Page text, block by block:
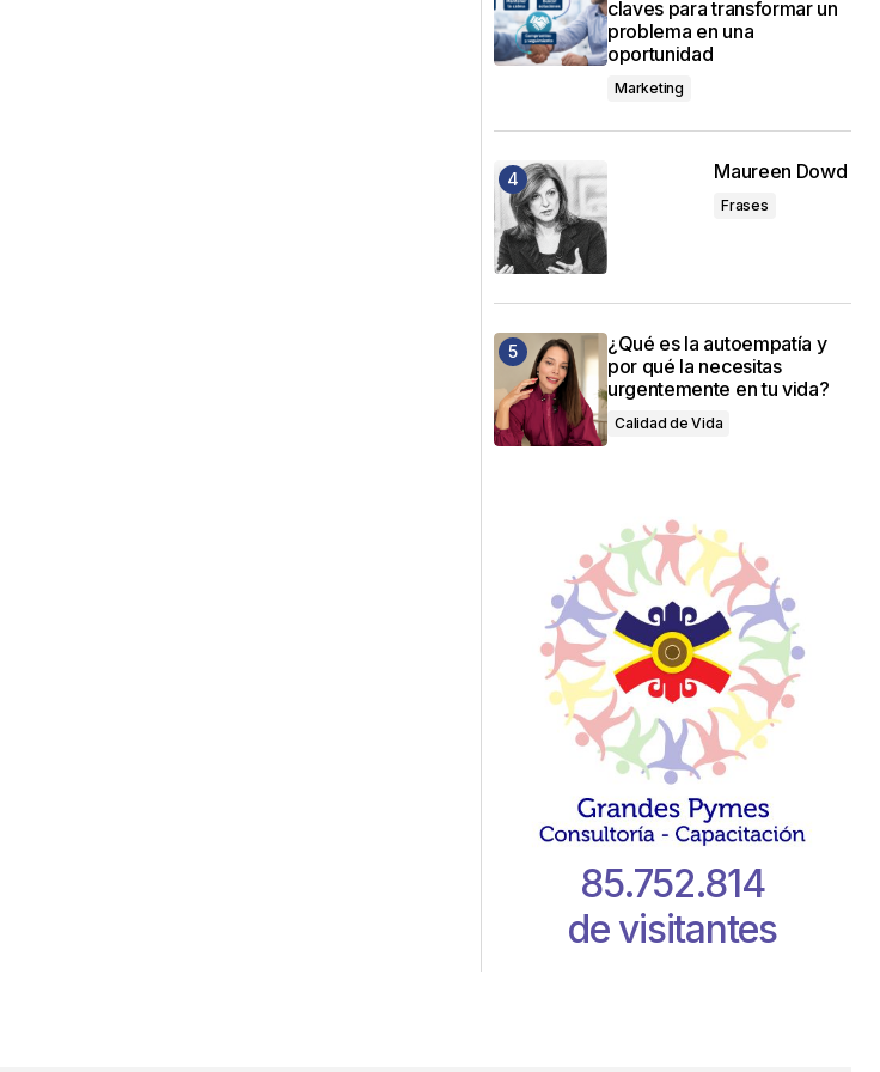
claves para transformar un
problema en una
oportunidad
Marketing
Maureen Dowd
Frases
¿Qué es la autoempatía y
por qué la necesitas
urgentemente en tu vida?
Calidad de Vida
85.752.814
de visitantes